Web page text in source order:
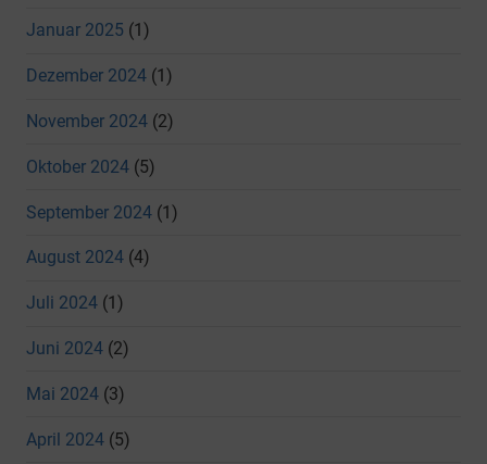
Januar 2025 (1)
Dezember 2024 (1)
November 2024 (2)
Oktober 2024 (5)
September 2024 (1)
August 2024 (4)
Juli 2024 (1)
Juni 2024 (2)
Mai 2024 (3)
April 2024 (5)